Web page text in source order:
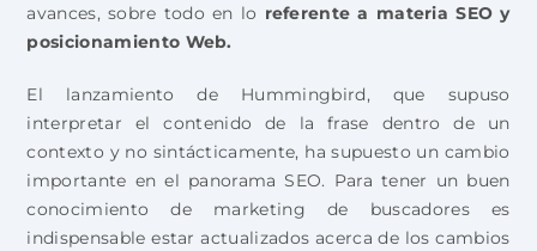
avances, sobre todo en lo referente a materia SEO y
posicionamiento Web.
El lanzamiento de Hummingbird, que supuso
interpretar el contenido de la frase dentro de un
contexto y no sintácticamente, ha supuesto un cambio
importante en el panorama SEO. Para tener un buen
conocimiento de marketing de buscadores es
indispensable estar actualizados acerca de los cambios